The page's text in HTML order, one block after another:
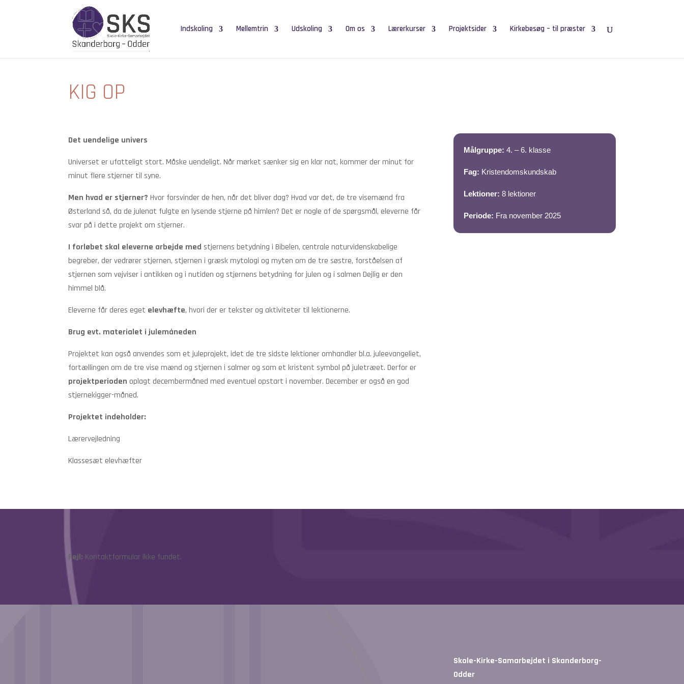
Indskoling Mellemtrin Udskoling Om os Lærerkurser Projektsider Kirkebesøg – til præster
KIG OP
Det uendelige univers
Universet er ufatteligt stort. Måske uendeligt. Når mørket sænker sig en klar nat, kommer der minut for
minut flere stjerner til syne.
Men hvad er stjerner? Hvor forsvinder de hen, når det bliver dag? Hvad var det, de tre visemænd fra
Østerland så, da de julenat fulgte en lysende stjerne på himlen? Det er nogle af de spørgsmål, eleverne får
svar på i dette projekt om stjerner.
I forløbet skal eleverne arbejde med stjernens betydning i Bibelen, centrale naturvidenskabelige
begreber, der vedrører stjernen, stjernen i græsk mytologi og myten om de tre søstre, forståelsen af
stjernen som vejviser i antikken og i nutiden og stjernens betydning for julen og i salmen Dejlig er den
himmel blå.
Eleverne får deres eget elevhæfte, hvori der er tekster og aktiviteter til lektionerne.
Brug evt. materialet i julemåneden
Projektet kan også anvendes som et juleprojekt, idet de tre sidste lektioner omhandler bl.a. juleevangeliet,
fortællingen om de tre vise mænd og stjernen i salmer og som et kristent symbol på juletræet. Derfor er
projektperioden oplagt decembermåned med eventuel opstart i november. December er også en god
stjernekigger-måned.
Projektet indeholder:
Lærervejledning
Klassesæt elevhæfter
Målgruppe: 4. – 6. klasse
Fag: Kristendomskundskab
Lektioner: 8 lektioner
Periode: Fra november 2025
Fejl: Kontaktformular ikke fundet.
Skole-Kirke-Samarbejdet i Skanderborg-
Odder